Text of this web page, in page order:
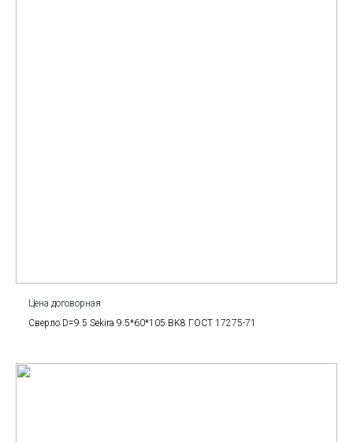
Цена договорная
Сверло D=9.5 Sekira 9.5*60*105 BK8 ГОСТ 17275-71